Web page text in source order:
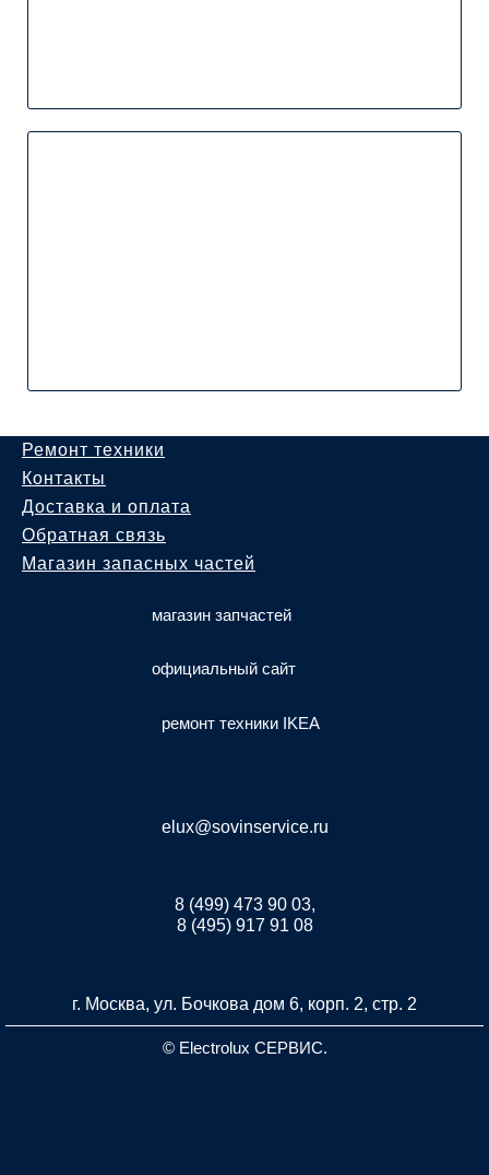
Ремонт техники
Контакты
Доставка и оплата
Обратная связь
Магазин запасных частей
магазин запчастей
официальный сайт
ремонт техники IKEA
elux@sovinservice.ru
8 (499) 473 90 03,
8 (495) 917 91 08
г. Москва, ул. Бочкова дом 6, корп. 2, стр. 2
© Electrolux СЕРВИС.